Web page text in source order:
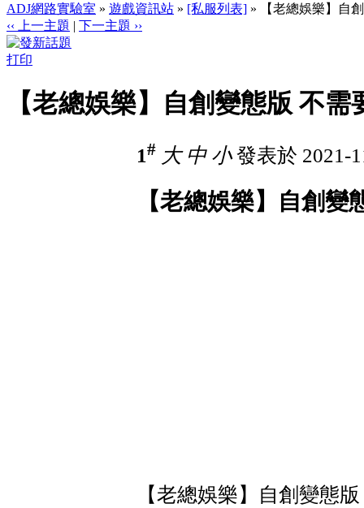
ADJ網路實驗室 » 遊戲資訊站 » [私服列表] » 【老總娛樂】自
‹‹ 上一主題 | 下一主題 ››
打印
【老總娛樂】自創變態版 不
1# 大 中 小發表於 2021-
【老總娛樂】自創
【老總娛樂】自創變態